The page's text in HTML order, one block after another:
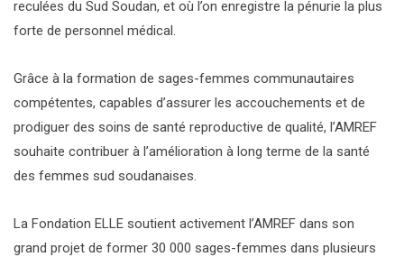
reculées du Sud Soudan, et où l’on enregistre la pénurie la plus
forte de personnel médical.
Grâce à la formation de sages-femmes communautaires
compétentes, capables d’assurer les accouchements et de
prodiguer des soins de santé reproductive de qualité, l’AMREF
souhaite contribuer à l’amélioration à long terme de la santé
des femmes sud soudanaises.
La Fondation ELLE soutient activement l’AMREF dans son
grand projet de former 30 000 sages-femmes dans plusieurs